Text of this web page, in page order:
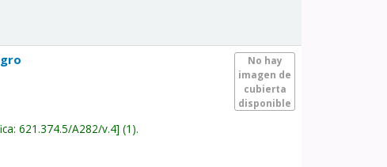
No hay
imagen de
cubierta
disponible
621.374.5/A282/v.4 (1).